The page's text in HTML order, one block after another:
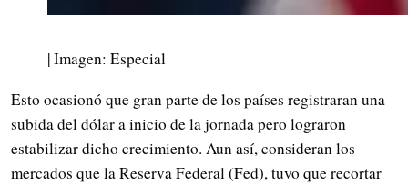
| Imagen: Especial
Esto ocasionó que gran parte de los países registraran una
subida del dólar a inicio de la jornada pero lograron
estabilizar dicho crecimiento. Aun así, consideran los
mercados que la Reserva Federal (Fed), tuvo que recortar